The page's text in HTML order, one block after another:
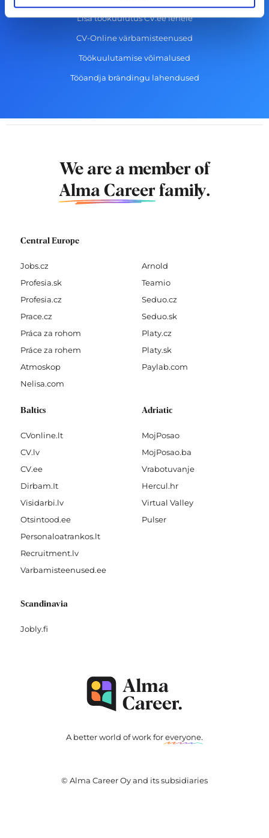
Lisa töökuulutus CV.ee lehele
CV-Online värbamisteenused
Töökuulutamise võimalused
Tööandja brändingu lahendused
We are a member of
Alma Career family.
Central Europe
Jobs.cz
Profesia.sk
Profesia.cz
Prace.cz
Práca za rohom
Práce za rohem
Atmoskop
Nelisa.com
Arnold
Teamio
Seduo.cz
Seduo.sk
Platy.cz
Platy.sk
Paylab.com
Baltics
CVonline.lt
CV.lv
CV.ee
Dirbam.It
Visidarbi.lv
Otsintood.ee
Personaloatrankos.lt
Recruitment.lv
Varbamisteenused.ee
Adriatic
MojPosao
MojPosao.ba
Vrabotuvanje
Hercul.hr
Virtual Valley
Pulser
Scandinavia
Jobly.fi
A better world of work foreveryone.
© Alma Career Oy and its subsidiaries